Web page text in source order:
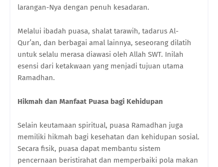
larangan-Nya dengan penuh kesadaran.
Melalui ibadah puasa, shalat tarawih, tadarus Al-
Qur’an, dan berbagai amal lainnya, seseorang dilatih
untuk selalu merasa diawasi oleh Allah SWT. Inilah
esensi dari ketakwaan yang menjadi tujuan utama
Ramadhan.
Hikmah dan Manfaat Puasa bagi Kehidupan
Selain keutamaan spiritual, puasa Ramadhan juga
memiliki hikmah bagi kesehatan dan kehidupan sosial.
Secara fisik, puasa dapat membantu sistem
pencernaan beristirahat dan memperbaiki pola makan